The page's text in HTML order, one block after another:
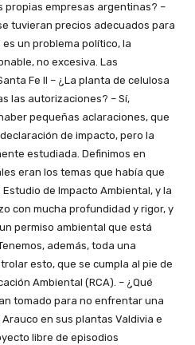
propias empresas argentinas? –
tuvieran precios adecuados para
un problema político, la
no excesiva. Las
Fe II – ¿La planta de celulosa
las autorizaciones? – Sí,
pequeñas aclaraciones, que
de impacto, pero la
estudiada. Definimos en
eran los temas que había que
de Impacto Ambiental, y la
con mucha profundidad y rigor, y
permiso ambiental que está
además, toda una
esto, que se cumpla al pie de
Ambiental (RCA). – ¿Qué
tomado para no enfrentar una
en sus plantas Valdivia e
libre de episodios